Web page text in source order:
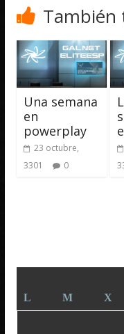
También
Una semana
en
powerplay
23 octubre,
3301
0
L
M X